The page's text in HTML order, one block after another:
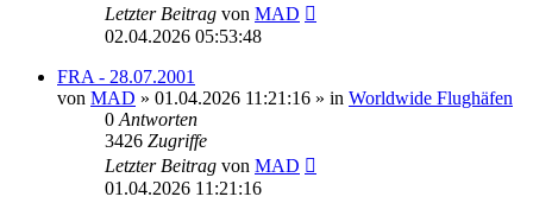
Letzter Beitrag von MAD
02.04.2026 05:53:48
FRA - 28.07.2001
von MAD » 01.04.2026 11:21:16 » in Worldwide Flughäfen
0 Antworten
3426 Zugriffe
Letzter Beitrag von MAD
01.04.2026 11:21:16